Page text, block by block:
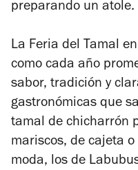
preparando un atole.
La Feria del Tamal
como cada año
sabor, tradición y
gastronómicas que
tamal de chicharrón
mariscos, de cajeta
moda, los de